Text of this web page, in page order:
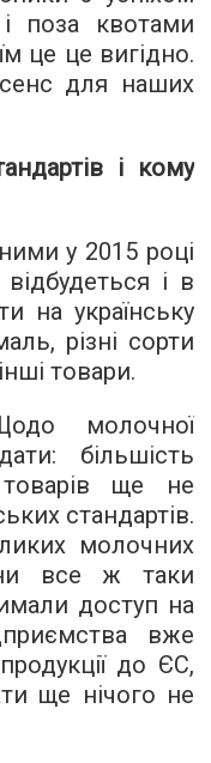
поза квотами
це це вигідно.
для наших
і кому
у 2015 році
і в
на українську
різні сорти
товари.
молочної
більшість
ще не
стандартів.
молочних
все ж таки
доступ на
вже
до ЄС,
ще нічого не